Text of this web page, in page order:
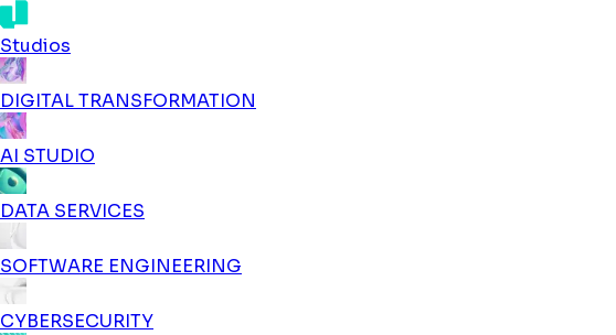
Studios
DIGITAL TRANSFORMATION
AI STUDIO
DATA SERVICES
SOFTWARE ENGINEERING
CYBERSECURITY